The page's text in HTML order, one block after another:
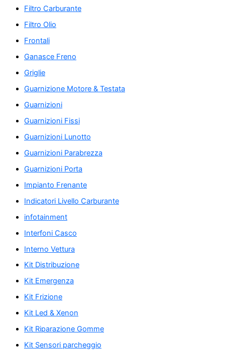
Filtro Carburante
Filtro Olio
Frontali
Ganasce Freno
Griglie
Guarnizione Motore & Testata
Guarnizioni
Guarnizioni Fissi
Guarnizioni Lunotto
Guarnizioni Parabrezza
Guarnizioni Porta
Impianto Frenante
Indicatori Livello Carburante
infotainment
Interfoni Casco
Interno Vettura
Kit Distribuzione
Kit Emergenza
Kit Frizione
Kit Led & Xenon
Kit Riparazione Gomme
Kit Sensori parcheggio